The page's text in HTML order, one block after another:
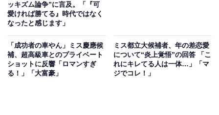
ッキズム論争”に言及。「『可
愛ければ勝てる』時代ではなく
なったと感じます」
「成功者の車やん」ミス慶應候
補、超高級車とのプライベート
ショットに反響「ロマンすぎ
る！」「大富豪」
ミス都立大候補者、年の差恋愛
について“炎上覚悟”の回答 「こ
れにキレてる人は一体…」「マ
ジでコレ！」